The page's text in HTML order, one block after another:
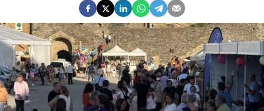
CULTURA
SOCIEDAD
OPINIÓN
GALERÍAS